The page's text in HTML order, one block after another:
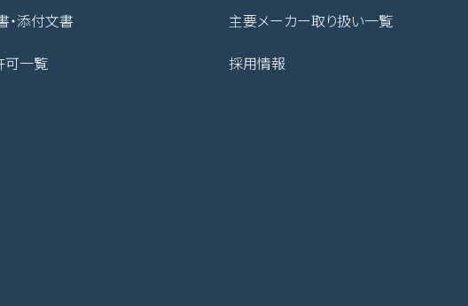
・添付文書
可一覧
主要メーカー取り扱い一覧
採用情報